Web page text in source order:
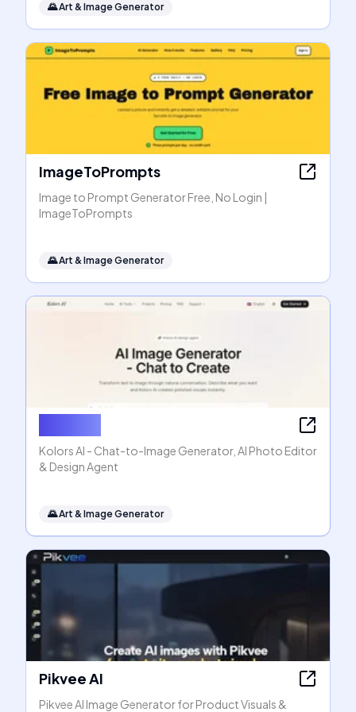
🌄Art & Image Generator
ImageToPrompts
Image to Prompt Generator Free, No Login |
ImageToPrompts
🌄Art & Image Generator
Kolors AI - Chat-to-Image Generator, AI Photo Editor
& Design Agent
🌄Art & Image Generator
Pikvee AI
Pikvee AI Image Generator for Product Visuals &